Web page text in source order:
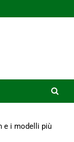
e i modelli più